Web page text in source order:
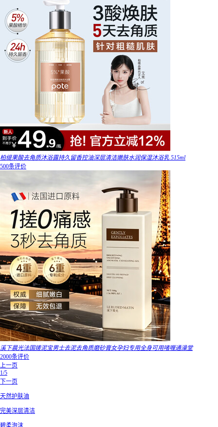
柏缇果酸去角质沐浴露持久留香控油深层清洁嫩肤水润保湿沐浴乳 515ml
500条评价
溪下晨光法国搓泥宝男士去泥去角质磨砂膏女孕妇专用全身可用啫喱通澡堂
2000条评价
上一页
1/5
下一页
天然护肤油
完美深层清洁
碧柔泡沫